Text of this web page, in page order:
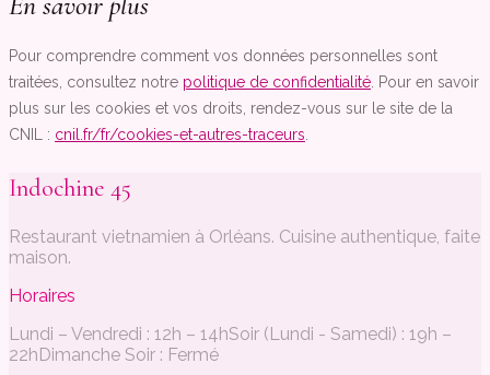
Pour comprendre comment vos données personnelles sont
traitées, consultez notre politique de confidentialité . Pour en savoir
plus sur les cookies et vos droits, rendez-vous sur le site de la
CNIL : cnil.fr/fr/cookies-et-autres-traceurs
Indochine 45
Restaurant vietnamien à Orléans. Cuisine authentique, faite
maison.
Horaires
Lundi – Vendredi : 12h – 14hSoir (Lundi - Samedi) : 19h –
22hDimanche Soir : Fermé